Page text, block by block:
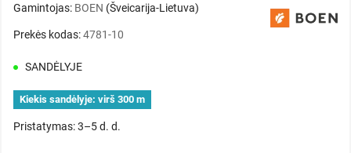
Gamintojas: BOEN (Šveicarija-Lietuva)
Prekės kodas:4781-10
SANDĖLYJE
Kiekis sandėlyje: virš 300 m
Pristatymas: 3–5 d. d.